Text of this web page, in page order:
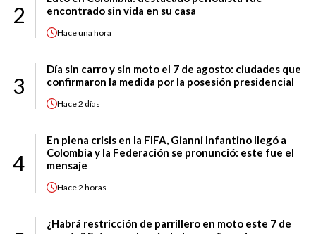
2
encontrado sin vida en su casa
Haceuna hora
3
Día sin carro y sin moto el 7 de agosto: ciudades que
confirmaron la medida por la posesión presidencial
Hace2 días
4
En plena crisis en la FIFA, Gianni Infantino llegó a
Colombia y la Federación se pronunció: este fue el
mensaje
Hace2 horas
¿Habrá restricción de parrillero en moto este 7 de